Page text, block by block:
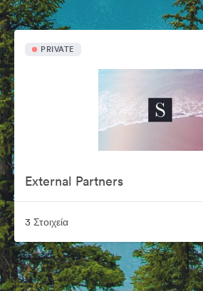
PRIVATE
External Partners
3 Στοιχεία